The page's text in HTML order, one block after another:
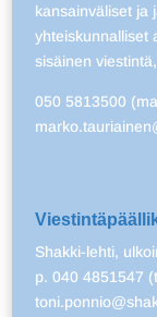
kansainväliset ja
yhteiskunnalliset
sisäinen
050 5813500
Shakki-lehti,
p. 040 4851547